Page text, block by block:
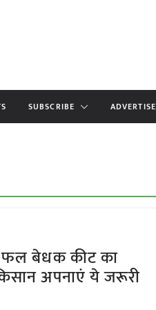
SUBSCRIBE ADVERTISE
फल बेधक कीट का
अपनाएं ये जरूरी